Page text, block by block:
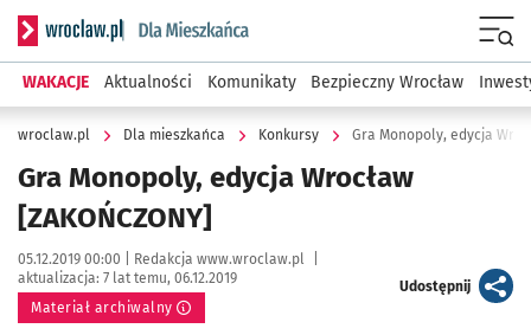
Serwis informacyjny wroclaw.pl podserwis: Dla mieszkańca
WAKACJE Aktualności Komunikaty Bezpieczny Wrocław
wroclaw.pl Dla mieszkańca Konkursy Gra Monopoly, edycja
Gra Monopoly, edycja Wrocław
[ZAKOŃCZONY]
Data publikacji:
05.12.2019 00:00 | Autor:
Redakcja www.wroclaw.pl
aktualizacja: 7 lat temu, 06.12.2019
Materiał archiwalny
Udostępnijartykuł